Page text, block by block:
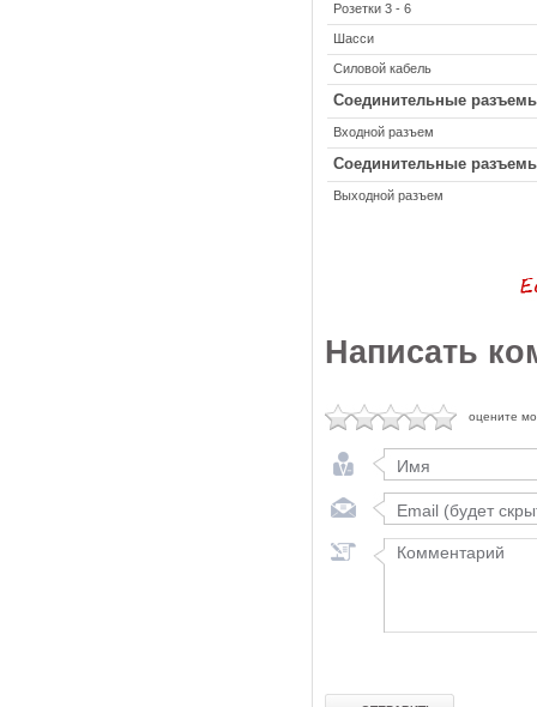
Розетки 3 - 6
Шасси
Силовой кабель
Соединительные
Входной разъем
Соединительные
Выходной разъем
Написать
оцените